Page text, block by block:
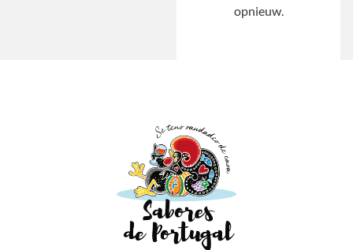
opnieuw.